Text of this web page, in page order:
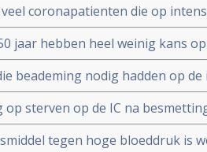
coronapatienten die op
blijkt uit Nederlands
jaar hebben heel weinig kans
uit onderzoek van de
beademing nodig hadden op
(88 procent).
factoren
op sterven op de IC na
vitamine C redde zijn leven
tegen hoge bloeddruk is